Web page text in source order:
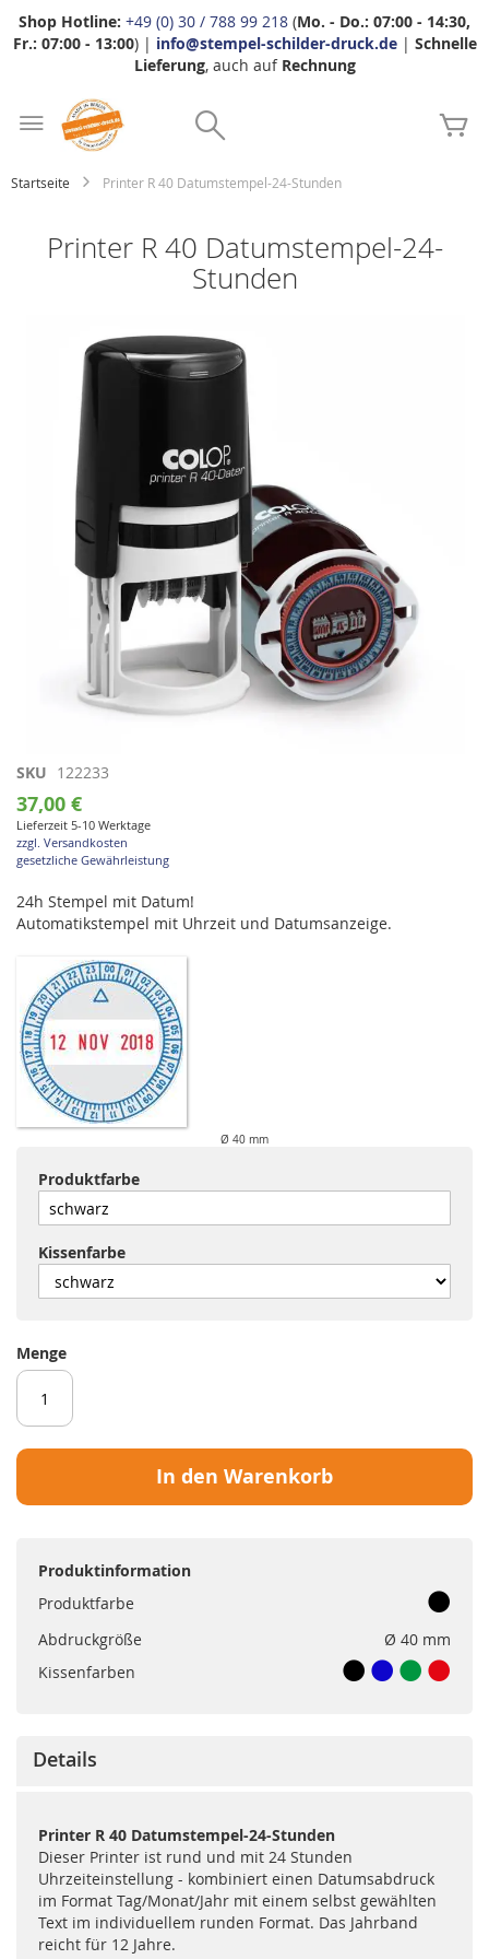
Shop Hotline: +49 (0) 30 / 788 99 218 (Mo. - Do.: 07:00 - 14:30,
Fr.: 07:00 - 13:00) | info@stempel-schilder-druck.de| Schnelle
Lieferung, auch auf Rechnung
Startseite Printer R 40 Datumstempel-24-Stunden
Printer R 40 Datumstempel-24-
Stunden
Bildgalerie
Zum
Anfang
der
Bildgalerie
springen
SKU 122233
37,00 €
Lieferzeit 5-10 Werktage
zzgl. Versandkosten
gesetzliche Gewährleistung
24h Stempel mit Datum!
Automatikstempel mit Uhrzeit und Datumsanzeige.
Ø 40 mm
Produktfarbe
Kissenfarbe
Menge
In den Warenkorb
Produktinformation
Produktfarbe
Abdruckgröße
Ø 40 mm
Kissenfarben
Details
Printer R 40 Datumstempel-24-Stunden
Dieser Printer ist rund und mit 24 Stunden
Uhrzeiteinstellung - kombiniert einen Datumsabdruck
im Format Tag/Monat/Jahr mit einem selbst gewählten
Text im individuellem runden Format. Das Jahrband
reicht für 12 Jahre.